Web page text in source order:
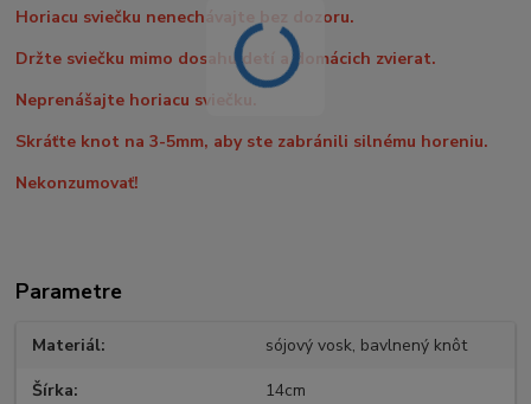
Horiacu sviečku nenechávajte bez dozoru.
Držte sviečku mimo dosahu detí a domácich zvierat.
Neprenášajte horiacu sviečku.
Skráťte knot na 3-5mm, aby ste zabránili silnému horeniu.
Nekonzumovať!
Parametre
Materiál sójový vosk, bavlnený knôt
Šírka 14cm